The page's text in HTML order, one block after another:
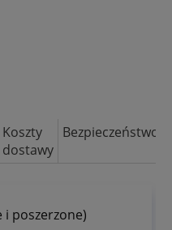
Koszty
dostawy
Bezpieczeństwo
poszerzone)